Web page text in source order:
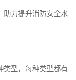
助力提升消防安全水
类型，每种类型都有